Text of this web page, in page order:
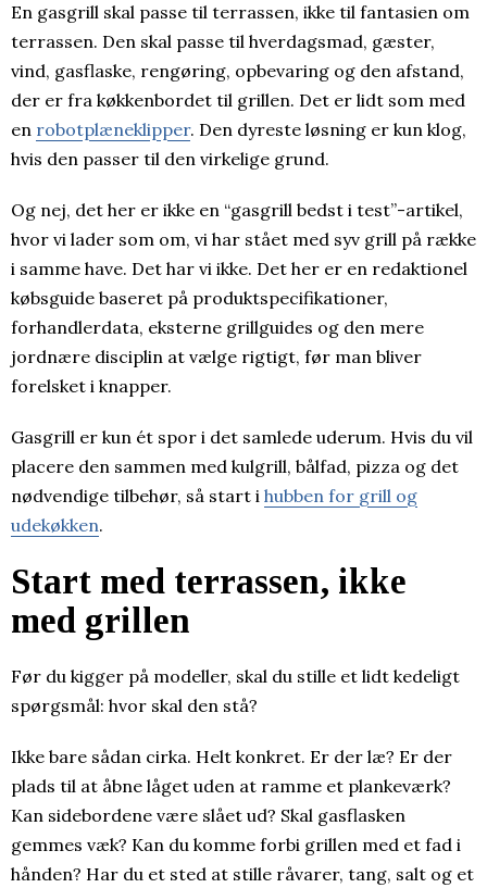
En gasgrill skal passe til terrassen, ikke til fantasien om
terrassen. Den skal passe til hverdagsmad, gæster,
vind, gasflaske, rengøring, opbevaring og den afstand,
der er fra køkkenbordet til grillen. Det er lidt som med
en robotplæneklipper. Den dyreste løsning er kun klog,
hvis den passer til den virkelige grund.
Og nej, det her er ikke en “gasgrill bedst i test”-artikel,
hvor vi lader som om, vi har stået med syv grill på række
i samme have. Det har vi ikke. Det her er en redaktionel
købsguide baseret på produktspecifikationer,
forhandlerdata, eksterne grillguides og den mere
jordnære disciplin at vælge rigtigt, før man bliver
forelsket i knapper.
Gasgrill er kun ét spor i det samlede uderum. Hvis du vil
placere den sammen med kulgrill, bålfad, pizza og det
nødvendige tilbehør, så start i hubben for grill og
udekøkken.
Start med terrassen, ikke
med grillen
Før du kigger på modeller, skal du stille et lidt kedeligt
spørgsmål: hvor skal den stå?
Ikke bare sådan cirka. Helt konkret. Er der læ? Er der
plads til at åbne låget uden at ramme et plankeværk?
Kan sidebordene være slået ud? Skal gasflasken
gemmes væk? Kan du komme forbi grillen med et fad i
hånden? Har du et sted at stille råvarer, tang, salt og et